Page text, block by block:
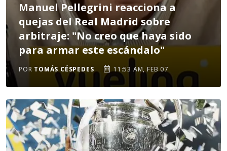
Manuel Pellegrini reacciona a
quejas del Real Madrid sobre
arbitraje: "No creo que haya sido
para armar este escándalo"
POR TOMÁS CÉSPEDES 11:53 AM, FEB 07